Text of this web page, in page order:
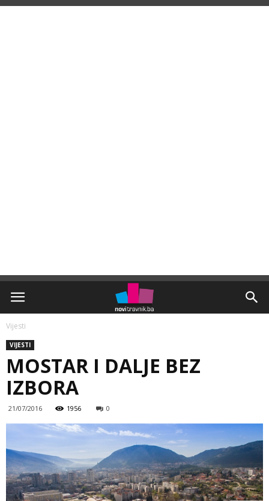
Vijesti
VIJESTI
MOSTAR I DALJE BEZ
IZBORA
21/07/2016 1956 0